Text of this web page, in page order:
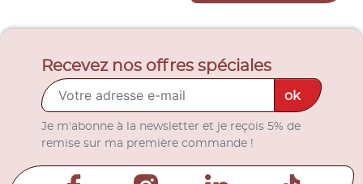
Recevez nos offres spéciales
ok
Je m'abonne à la newsletter et je reçois 5% de
remise sur ma première commande !